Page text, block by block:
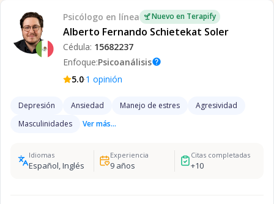
Psicólogo en línea Nuevo en Terapify
Alberto Fernando Schietekat Soler
Cédula: 15682237
Enfoque:Psicoanálisishelp
5.0·1 opinión
Depresión Ansiedad Manejo de estres
Agresividad
Masculinidades
Ver más...
Idiomas
Español, Inglés
Experiencia
9años
Citas completadas
+10